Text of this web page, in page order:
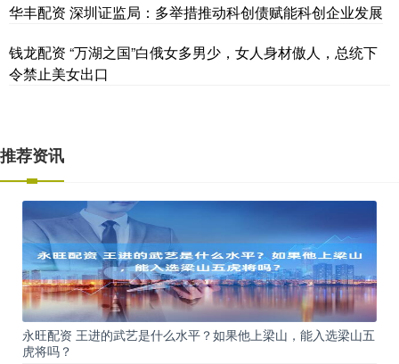
华丰配资 深圳证监局：多举措推动科创债赋能科创企业发展
钱龙配资 “万湖之国”白俄女多男少，女人身材傲人，总统下
令禁止美女出口
推荐资讯
永旺配资 王进的武艺是什么水平？如果他上梁山，能入选梁山五
虎将吗？